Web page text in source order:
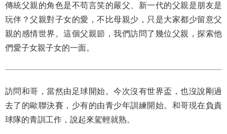
傳統父親的角色是不苟言笑的嚴父、新一代的父親是朋友是
玩伴？父親對子女的愛，不比母親少，只是大家都少留意父
親的感情世界。這個父親節，我們訪問了幾位父親，探索他
們愛子女親子女的一面。
訪問和哥，當然由足球開始。今次沒有世界盃，也沒說剛過
去了的歐聯決賽，少有的由青少年訓練開始。和哥現在負責
球隊的青訓工作，說起來駕輕就熟。